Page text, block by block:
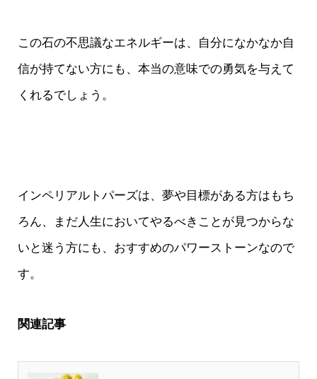
この石の不思議なエネルギーは、自分になかなか自
信が持てない方にも、本当の意味での勇気を与えて
くれるでしょう。
インペリアルトパーズは、夢や目標がある方はもち
ろん、まだ人生においてやるべきことが見つからな
いと迷う方にも、おすすめのパワーストーンなので
す。
関連記事